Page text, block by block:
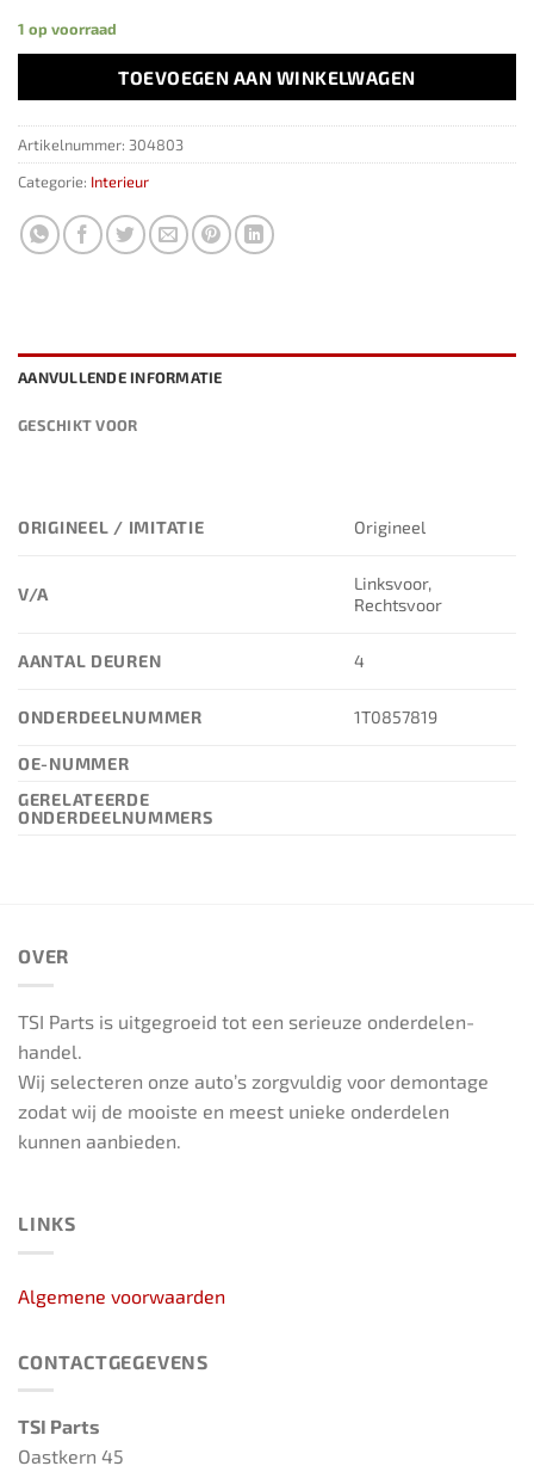
1 op voorraad
TOEVOEGEN AAN WINKELWAGEN
Artikelnummer: 304803
Categorie: Interieur
AANVULLENDE INFORMATIE
GESCHIKT VOOR
ORIGINEEL / IMITATIE Origineel
V/A
Linksvoor,
Rechtsvoor
AANTAL DEUREN 4
ONDERDEELNUMMER 1T0857819
OE-NUMMER
GERELATEERDE
ONDERDEELNUMMERS
OVER
TSI Parts is uitgegroeid tot een serieuze onderdelen-
handel.
Wij selecteren onze auto’s zorgvuldig voor demontage
zodat wij de mooiste en meest unieke onderdelen
kunnen aanbieden.
LINKS
Algemene voorwaarden
CONTACTGEGEVENS
TSI Parts
Oastkern 45